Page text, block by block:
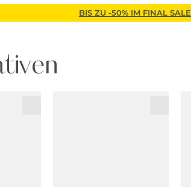
BIS ZU -50% IM FINAL SALE